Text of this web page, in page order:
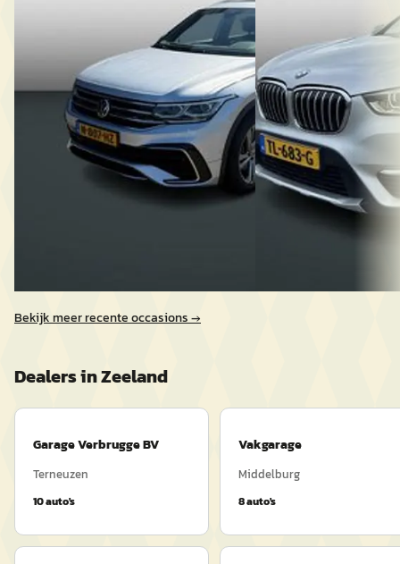
v.a. € 636/mnd
Marktconform
2021 · 141.636 km · Hybride · Automaat
Automobielbedrijf Moret
· Vlissingen
v.a. € 360/mnd
Scherp geprijsd
2018 · 217.115 km ·
Automobielbedrijf
4,8(13)
Bekijk aanbieding →
Bekijk meer recente occasions →
Dealers inZeeland
Garage Verbrugge BV
Terneuzen
10auto's
Vakgarage
Middelburg
8auto's